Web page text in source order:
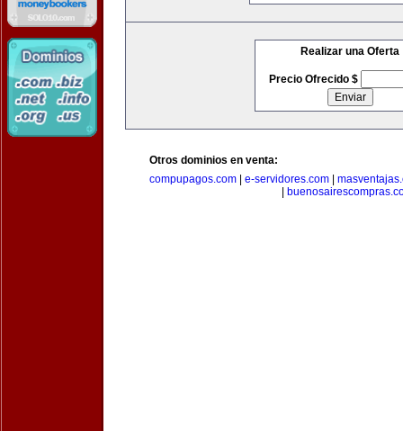
Realizar una Oferta
Precio Ofrecido $
Otros dominios en venta:
compupagos.com
e-servidores.com